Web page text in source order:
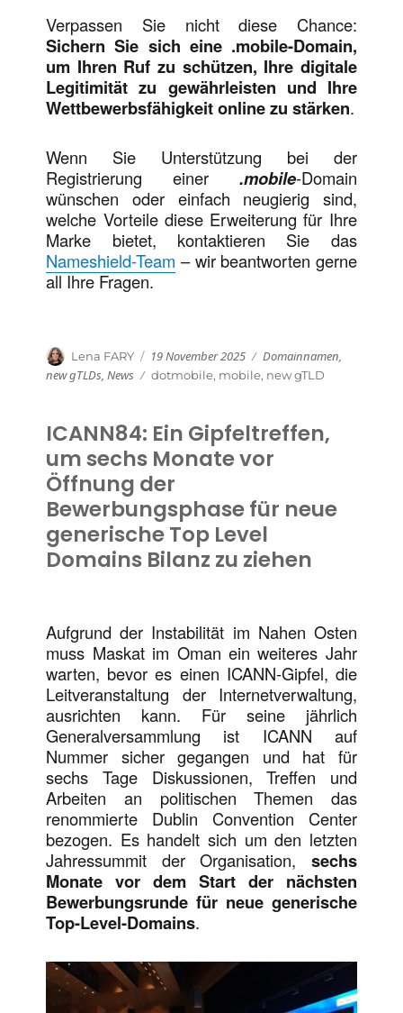
Verpassen Sie nicht diese Chance:
Sichern Sie sich eine .mobile-Domain,
um Ihren Ruf zu schützen, Ihre digitale
Legitimität zu gewährleisten und Ihre
Wettbewerbsfähigkeit online zu stärken.
Wenn Sie Unterstützung bei der
Registrierung einer .mobile-Domain
wünschen oder einfach neugierig sind,
welche Vorteile diese Erweiterung für Ihre
Marke bietet, kontaktieren Sie das
Nameshield-Team – wir beantworten gerne
all Ihre Fragen.
Autor
Lena FARY Veröffentlicht
am
19 November 2025 Kategorien
Domainnamen,
new gTLDs,News Schlagwörter
dotmobile, mobile, new gTLD
ICANN84: Ein Gipfeltreffen,
um sechs Monate vor
Öffnung der
Bewerbungsphase für neue
generische Top Level
Domains Bilanz zu ziehen
Aufgrund der Instabilität im Nahen Osten
muss Maskat im Oman ein weiteres Jahr
warten, bevor es einen ICANN-Gipfel, die
Leitveranstaltung der Internetverwaltung,
ausrichten kann. Für seine jährlich
Generalversammlung ist ICANN auf
Nummer sicher gegangen und hat für
sechs Tage Diskussionen, Treffen und
Arbeiten an politischen Themen das
renommierte Dublin Convention Center
bezogen. Es handelt sich um den letzten
Jahressummit der Organisation, sechs
Monate vor dem Start der nächsten
Bewerbungsrunde für neue generische
Top-Level-Domains.